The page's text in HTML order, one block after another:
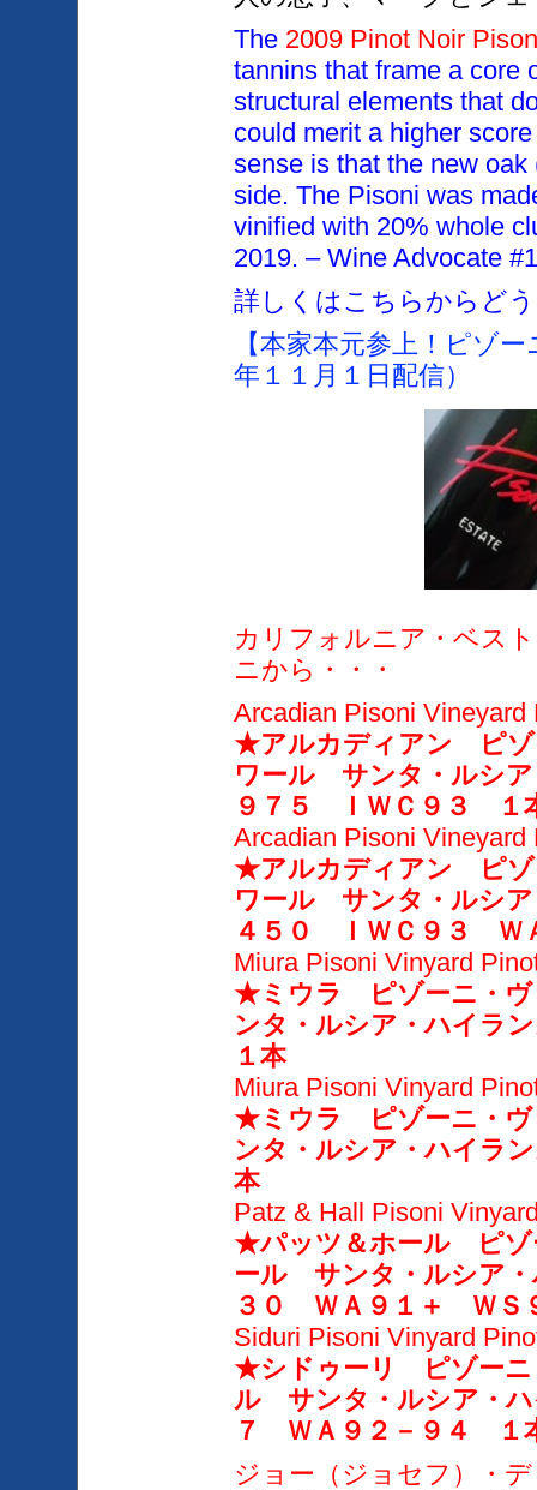
The 2009 Pinot Noir
tannins that frame a core
structural elements that
could merit a higher
sense is that the new
side. The Pisoni was
vinified with 20% whole
2019. – Wine Advocate
詳しくはこちらからど
【本家本元参上！ピゾ
年１１月１日配信）
カリフォルニア・ベス
ニから・・・
Arcadian Pisoni
★アルカディアン ピゾ
ワール サンタ・ルシ
９７５ ＩＷＣ９３ １
Arcadian Pisoni
★アルカディアン ピゾ
ワール サンタ・ルシ
４５０ ＩＷＣ９３ Ｗ
Miura Pisoni Vinyard
★ミウラ ピゾーニ・
ンタ・ルシア・ハイ
１本
Miura Pisoni Vinyard
★ミウラ ピゾーニ・
ンタ・ルシア・ハイ
本
Patz & Hall Pisoni
★パッツ＆ホール ピゾ
ール サンタ・ルシア
３０ ＷＡ９１＋ ＷＳ
Siduri Pisoni Vinyard
★シドゥーリ ピゾーニ
ル サンタ・ルシア・
７ ＷＡ９２－９４ １
ジョー（ ジョセフ）・